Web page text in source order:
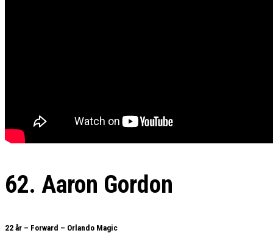
62. Aaron Gordon
22 år – Forward – Orlando Magic